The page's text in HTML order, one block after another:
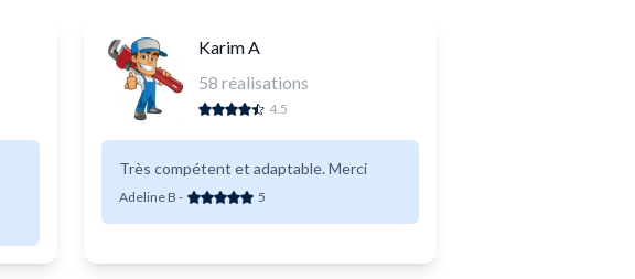
Karim A
58 réalisations
4.5
Très compétent et adaptable. Merci
Adeline B - 5